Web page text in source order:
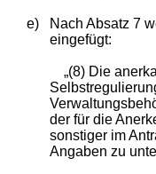
e)
Nach Absatz 7
eingefügt:
„(8) Die
der für die
sonstiger im
Angaben zu